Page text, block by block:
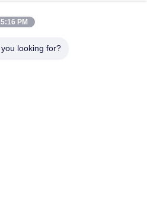
Industri Baterai Lithium, Zona
5:16 PM
looking for?